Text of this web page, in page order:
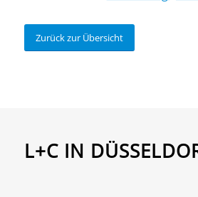
Zurück zur Übersicht
L+C IN